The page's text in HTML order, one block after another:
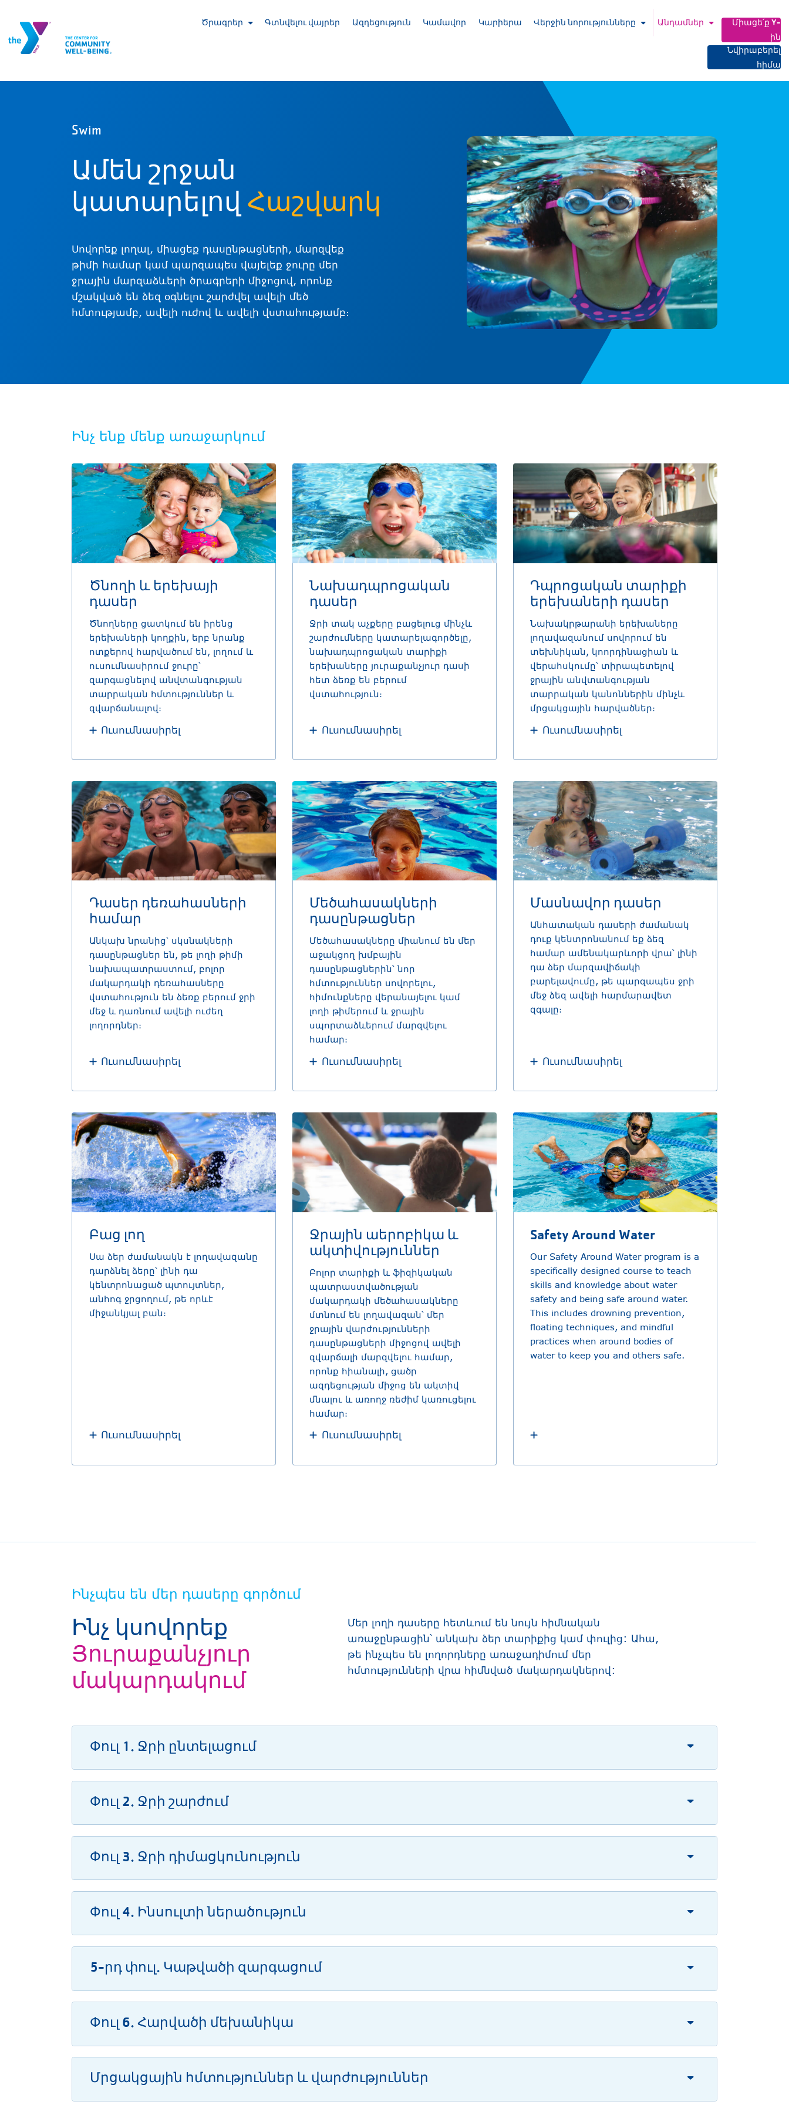
Ծրագրեր Գտնվելու վայրեր Ազդեցություն Կամավոր Կարիերա Վերջին նորությունները Անդամներ
Միացե՛ք Y-
ին
Նվիրաբերել
հիմա
Swim
Ամեն շրջան
կատարելով Հաշվարկ
Սովորեք լողալ, միացեք դասընթացների, մարզվեք
թիմի համար կամ պարզապես վայելեք ջուրը մեր
ջրային մարզաձևերի ծրագրերի միջոցով, որոնք
մշակված են ձեզ օգնելու շարժվել ավելի մեծ
հմտությամբ, ավելի ուժով և ավելի վստահությամբ։
Ինչ ենք մենք առաջարկում
Ծնողի և երեխայի
դասեր
Ծնողները ցատկում են իրենց
երեխաների կողքին, երբ նրանք
ոտքերով հարվածում են, լողում և
ուսումնասիրում ջուրը՝
զարգացնելով անվտանգության
տարրական հմտություններ և
զվարճանալով։
Ուսումնասիրել
Նախադպրոցական
դասեր
Ջրի տակ աչքերը բացելուց մինչև
շարժումները կատարելագործելը,
նախադպրոցական տարիքի
երեխաները յուրաքանչյուր դասի
հետ ձեռք են բերում
վստահություն։
Ուսումնասիրել
Դպրոցական տարիքի
երեխաների դասեր
Նախակրթարանի երեխաները
լողավազանում սովորում են
տեխնիկան, կոորդինացիան և
վերահսկումը՝ տիրապետելով
ջրային անվտանգության
տարրական կանոններին մինչև
մրցակցային հարվածներ։
Ուսումնասիրել
Դասեր դեռահասների
համար
Անկախ նրանից՝ սկսնակների
դասընթացներ են, թե լողի թիմի
նախապատրաստում, բոլոր
մակարդակի դեռահասները
վստահություն են ձեռք բերում ջրի
մեջ և դառնում ավելի ուժեղ
լողորդներ։
Ուսումնասիրել
Մեծահասակների
դասընթացներ
Մեծահասակները միանում են մեր
աջակցող խմբային
դասընթացներին՝ նոր
հմտություններ սովորելու,
հիմունքները վերանայելու կամ
լողի թիմերում և ջրային
սպորտաձևերում մարզվելու
համար։
Ուսումնասիրել
Մասնավոր դասեր
Անհատական դասերի ժամանակ
դուք կենտրոնանում եք ձեզ
համար ամենակարևորի վրա՝ լինի
դա ձեր մարզավիճակի
բարելավումը, թե պարզապես ջրի
մեջ ձեզ ավելի հարմարավետ
զգալը։
Ուսումնասիրել
Բաց լող
Սա ձեր ժամանակն է լողավազանը
դարձնել ձերը՝ լինի դա
կենտրոնացած պտույտներ,
անհոգ ջրցողում, թե որևէ
միջանկյալ բան։
Ուսումնասիրել
Ջրային աերոբիկա և
ակտիվություններ
Բոլոր տարիքի և ֆիզիկական
պատրաստվածության
մակարդակի մեծահասակները
մտնում են լողավազան՝ մեր
ջրային վարժությունների
դասընթացների միջոցով ավելի
զվարճալի մարզվելու համար,
որոնք հիանալի, ցածր
ազդեցության միջոց են ակտիվ
մնալու և առողջ ռեժիմ կառուցելու
համար։
Ուսումնասիրել
Safety Around Water
Our Safety Around Water program is a
specifically designed course to teach
skills and knowledge about water
safety and being safe around water.
This includes drowning prevention,
floating techniques, and mindful
practices when around bodies of
water to keep you and others safe.
Ինչպես են մեր դասերը գործում
Ինչ կսովորեք
Յուրաքանչյուր
մակարդակում
Մեր լողի դասերը հետևում են նույն հիմնական
առաջընթացին՝ անկախ ձեր տարիքից կամ փուլից: Ահա,
թե ինչպես են լողորդները առաջադիմում մեր
հմտությունների վրա հիմնված մակարդակներով:
Փուլ 1. Ջրի ընտելացում
Փուլ 2. Ջրի շարժում
Փուլ 3. Ջրի դիմացկունություն
Փուլ 4. Ինսուլտի ներածություն
5-րդ փուլ. Կաթվածի զարգացում
Փուլ 6. Հարվածի մեխանիկա
Մրցակցային հմտություններ և վարժություններ